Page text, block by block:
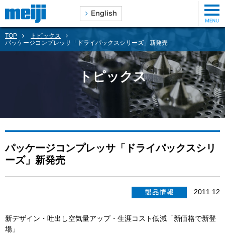
TOP
トピックス
パッケージコンプレッサ「ドライパックスシリーズ」新発売
トピックス
パッケージコンプレッサ「ドライパックスシリ
ーズ」新発売
2011.12
新デザイン・吐出し空気量アップ・生涯コスト低減「新価格で新登
場」